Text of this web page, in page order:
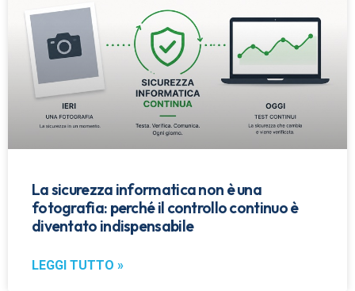
La sicurezza informatica non è una
fotografia: perché il controllo continuo è
diventato indispensabile
LEGGI TUTTO »